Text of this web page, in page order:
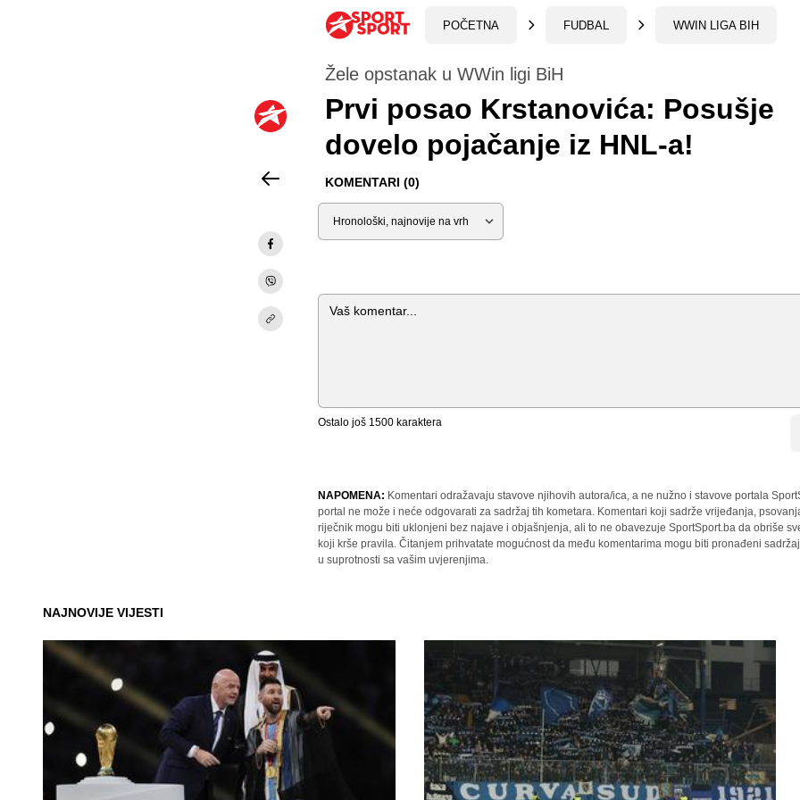
POČETNA FUDBAL WWIN LIGA BIH
Žele opstanak u WWin ligi BiH
Prvi posao Krstanovića: Posušje
dovelo pojačanje iz HNL-a!
KOMENTARI (0)
Sortiraj
Komentar
Ostalo još 1500 karaktera
NAPOMENA: Komentari odražavaju stavove njihovih autora/ica, a ne nužno i stavove portala
portal ne može i neće odgovarati za sadržaj tih kometara. Komentari koji sadrže vrijeđanja,
riječnik mogu biti uklonjeni bez najave i objašnjenja, ali to ne obavezuje SportSport.ba da obriše
koji krše pravila. Čitanjem prihvatate mogućnost da među komentarima mogu biti pronađeni
u suprotnosti sa vašim uvjerenjima.
NAJNOVIJE VIJESTI